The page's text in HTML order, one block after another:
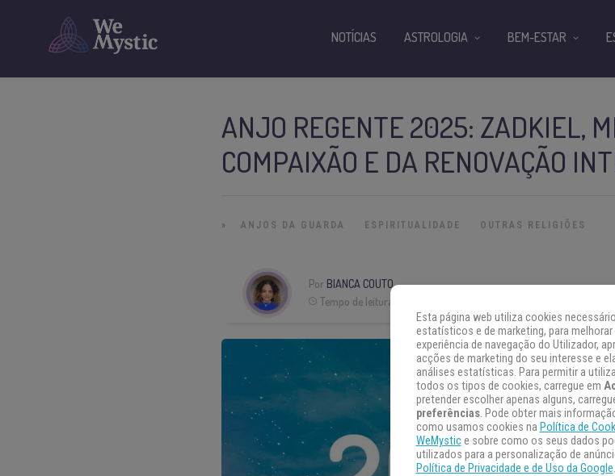
ANJO REGENTE 2025: ZADKIEL,
COMPAIXÃO E DA RENOVAÇÃO
» ANJOS DA GUARDA ESPIRITUALIDADE OUTRAS RELIGIÕES
Por BIANCA COUTO
Tempo de leitura:
NOTÍCIAS ASTROLOGIA BEM-ESTAR
Esta página web utiliza cookies
estatísticos e de marketing, para melhorar
experiência de navegação do Utilizador,
acções de marketing do seu interesse e
análises estatísticas. Para permitir a
todos os tipos de cookies, carregue em
pretender escolher apenas alguns,
preferências. Pode obter mais
como usamos cookies na Política de
WeMystice sobre como os seus dados
utilizados para a personalização de
Política de Privacidade e de Uso da Google.